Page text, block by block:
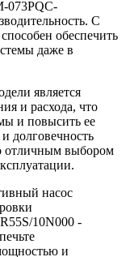
073PQC-
С
обеспечить
даже в
является
и расхода, что
и повысить ее
долговечность
отличным выбором
насос
10N000 -
и